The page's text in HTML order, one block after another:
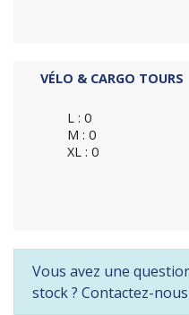
VÉLO & CARGO TOURS
L : 0
M : 0
XL : 0
Vous avez une
stock ? Contactez-nous